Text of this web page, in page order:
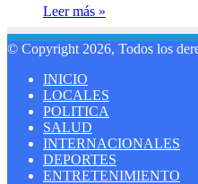
Leer más »
© Copyright 2026, Todos los
INICIO
LOCALES
POLITICA
SALUD
INTERNACIONALES
DEPORTES
ENTRETENIMIENTO